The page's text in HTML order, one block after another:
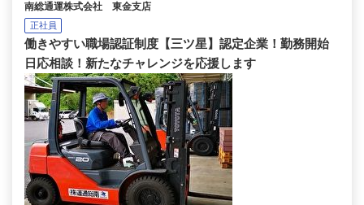
南総通運株式会社 東金支店
正社員
働きやすい職場認証制度【三ツ星】認定企業！勤務開始
日応相談！新たなチャレンジを応援します